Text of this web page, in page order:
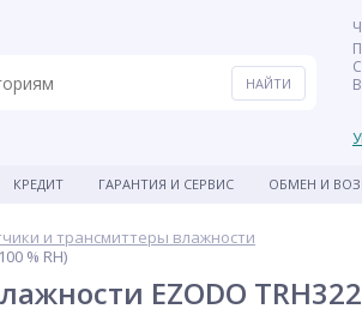
КРЕДИТ ГАРАНТИЯ И СЕРВИС ОБМЕН И
и трансмиттеры влажности
% RH)
EZODO TRH322